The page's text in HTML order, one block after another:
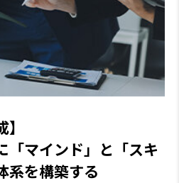
「マインド」と「スキ
系を構築する